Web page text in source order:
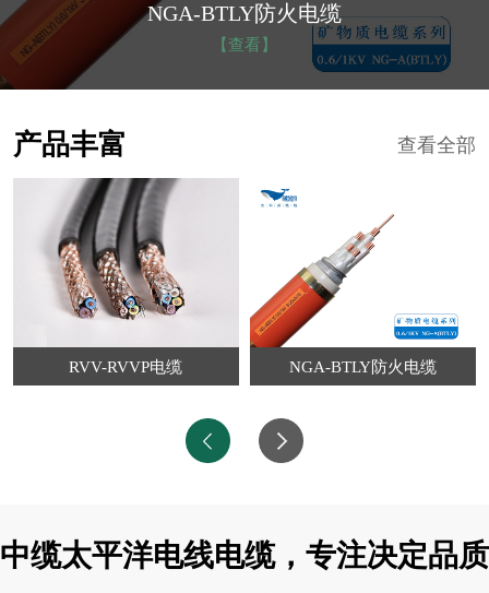
NGA-BTLY防火电缆
【查看】
查看全部
产品丰富
RVV-RVVP电缆 NGA-BTLY防火电缆
中缆太平洋电线电缆，专注决定品质